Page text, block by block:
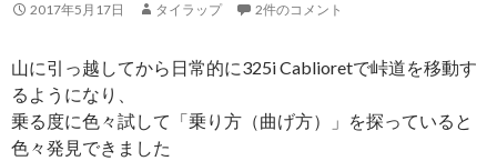
2017年5月17日 タイラップ 2件のコメント
山に引っ越してから日常的に325i Cablioretで峠道を移動す
るようになり、
乗る度に色々試して「乗り方（曲げ方）」を探っていると
色々発見できました